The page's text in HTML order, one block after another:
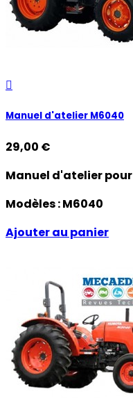

Manuel d'atelier M6040
29,00 €
Manuel d'atelier pour
Modèles :M6040
Ajouter au panier